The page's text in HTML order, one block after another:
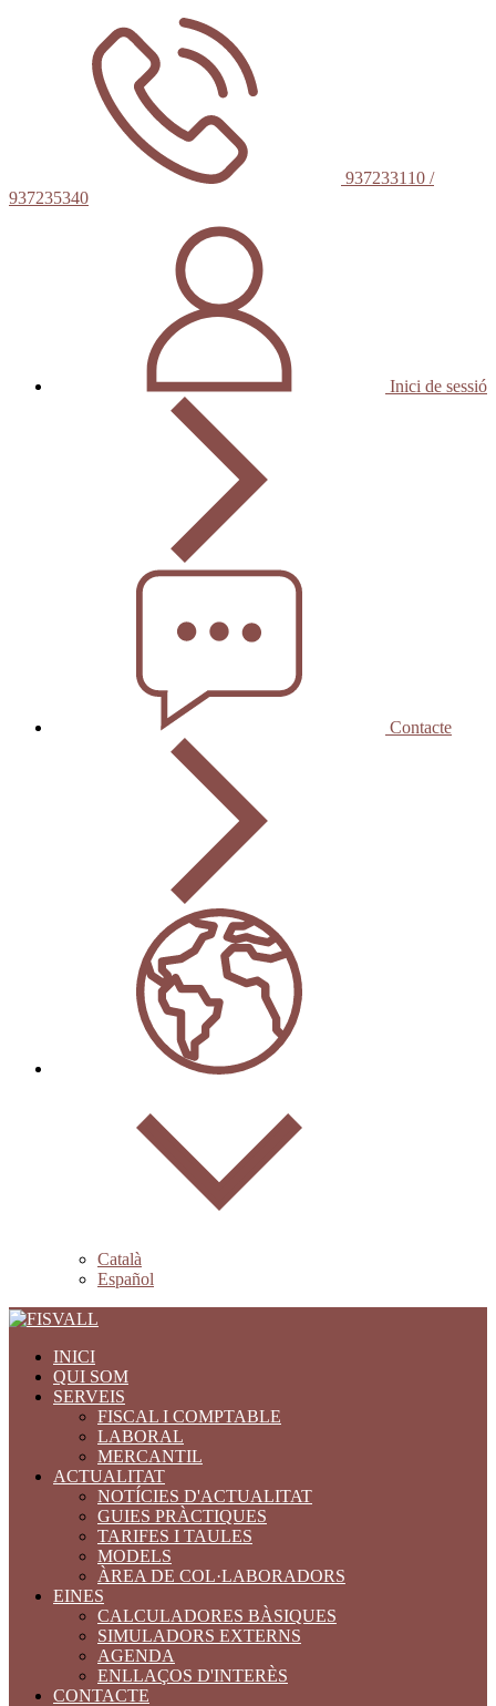
937233110 /
937235340
Inici de sessió
Contacte
Català
Español
INICI
QUI SOM
SERVEIS
FISCAL I COMPTABLE
LABORAL
MERCANTIL
ACTUALITAT
NOTÍCIES D'ACTUALITAT
GUIES PRÀCTIQUES
TARIFES I TAULES
MODELS
ÀREA DE COL·LABORADORS
EINES
CALCULADORES BÀSIQUES
SIMULADORS EXTERNS
AGENDA
ENLLAÇOS D'INTERÈS
CONTACTE